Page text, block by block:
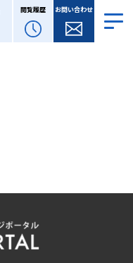
閲覧履歴 お問い合わせ